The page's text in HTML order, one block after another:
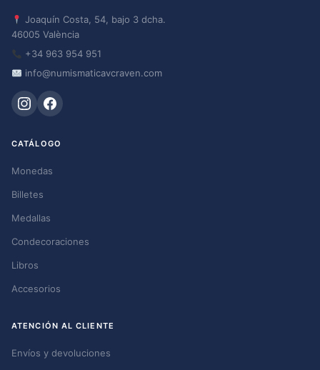
Joaquín Costa, 54, bajo 3 dcha.
46005 València
+34 963 954 951
info@numismaticavcraven.com
CATÁLOGO
Monedas
Billetes
Medallas
Condecoraciones
Libros
Accesorios
ATENCIÓN AL CLIENTE
Envíos y devoluciones